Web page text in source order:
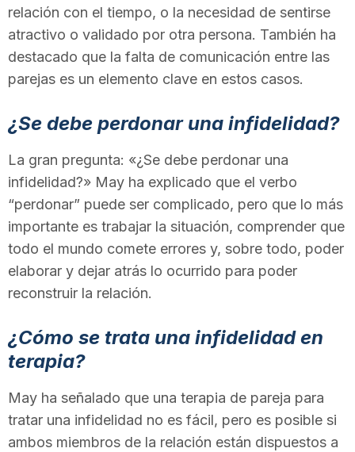
o
relación con el tiempo, o la necesidad de sentirse
atractivo o validado por otra persona. También ha
destacado que la falta de comunicación entre las
parejas es un elemento clave en estos casos.
¿Se debe perdonar una infidelidad?
La gran pregunta: «¿Se debe perdonar una
infidelidad?» May ha explicado que el verbo
“perdonar” puede ser complicado, pero que lo más
importante es trabajar la situación, comprender que
todo el mundo comete errores y, sobre todo, poder
elaborar y dejar atrás lo ocurrido para poder
reconstruir la relación.
¿Cómo se trata una infidelidad en
terapia?
May ha señalado que una terapia de pareja para
tratar una infidelidad no es fácil, pero es posible si
ambos miembros de la relación están dispuestos a